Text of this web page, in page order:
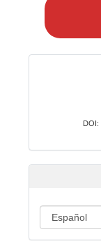
a
t
í
o
DOI: